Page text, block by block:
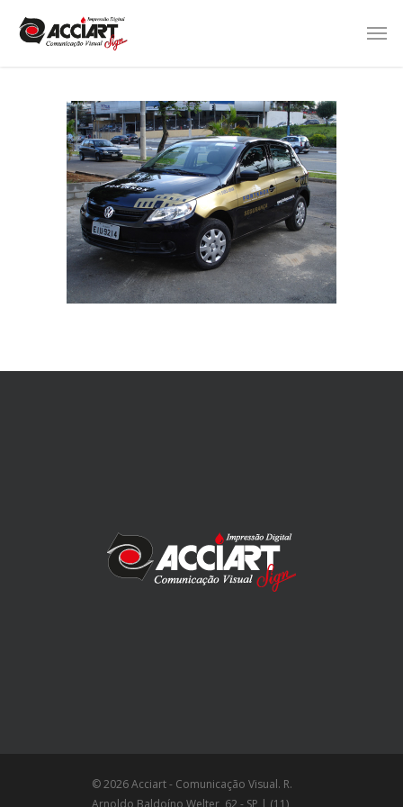
© 2026 Acciart - Comunicação Visual. R.
Arnoldo Baldoíno Welter, 62 - SP | (11)